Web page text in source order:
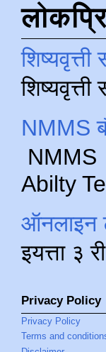
NMMS
NMMS
Abilty
ऑनलाइन
इयत्ता ३
Privacy Policy
Privacy Policy
Terms and